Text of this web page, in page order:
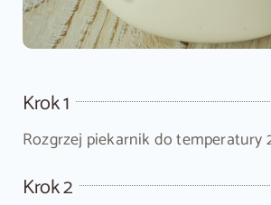
Krok 1
Rozgrzej piekarnik do temperatury
Krok 2